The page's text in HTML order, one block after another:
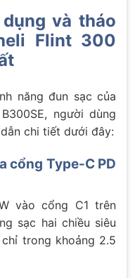
và tháo
Flint 300
năng đun sạc của
người dùng
chi tiết dưới đây:
cổng Type-C PD
vào cổng C1 trên
sạc hai chiều siêu
trong khoảng 2.5